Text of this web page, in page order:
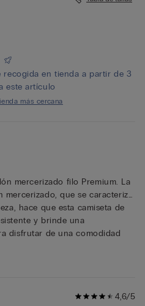
en tienda a partir de 3
este artículo
más cercana
mercerizado filo Premium. La
que se caracteriza
hace que esta camiseta de
y brinde una
disfrutar de una comodidad
Su corte recto acompaña al
de algodón mercerizado
looks informales que no
4,6/5